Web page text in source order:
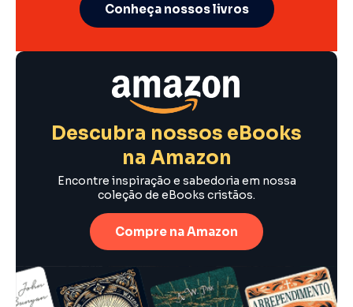
Conheça nossos livros
Descubra nossos eBooks
na Amazon
Encontre inspiração e sabedoria em nossa
coleção de eBooks cristãos.
Compre na Amazon